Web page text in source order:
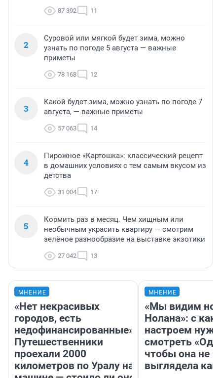
87 392 11
2
Суровой или мягкой будет зима, можно
узнать по погоде 5 августа — важные
приметы
78 168 12
3
Какой будет зима, можно узнать по погоде 7
августа, — важные приметы
57 063 14
4
Пирожное «Картошка»: классический рецепт
в домашних условиях с тем самым вкусом из
детства
31 004 17
5
Кормить раз в месяц. Чем хищным или
необычным украсить квартиру — смотрим
зелёное разнообразие на выставке экзотики
27 042 13
МНЕНИЕ
«Нет некрасивых
городов, есть
недофинансированные».
Путешественники
проехали 2000
километров по Уралу на
МНЕНИЕ
«Мы видим
Нолана»: с
настроем
смотреть
чтобы она не
выглядела как